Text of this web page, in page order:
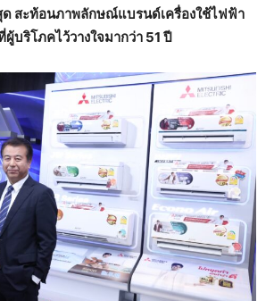
สะท้อนภาพลักษณ์แบรนด์เครื่องใช้ไฟฟ้า
ริโภคไว้วางใจมากว่า 51 ปี